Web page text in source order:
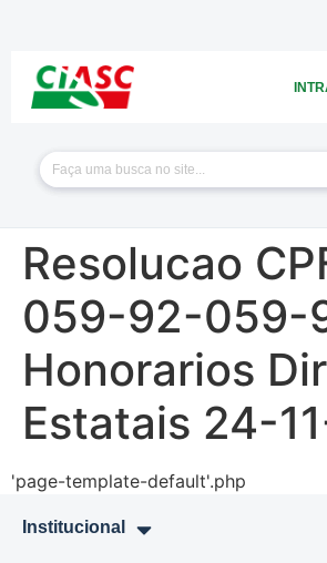
Resolucao
059-92-059-
Honorarios
Estatais 24-
'page-template-default'.php
Institucional